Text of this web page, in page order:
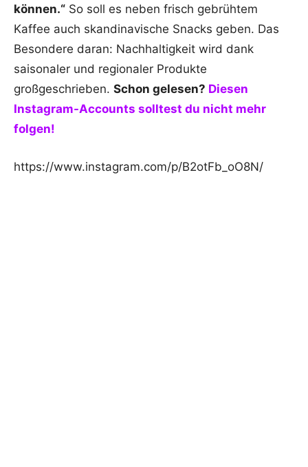
können.“ So soll es neben frisch gebrühtem
Kaffee auch skandinavische Snacks geben. Das
Besondere daran: Nachhaltigkeit wird dank
saisonaler und regionaler Produkte
großgeschrieben. Schon gelesen? Diesen
Instagram-Accounts solltest du nicht mehr
folgen!
https://www.instagram.com/p/B2otFb_oO8N/